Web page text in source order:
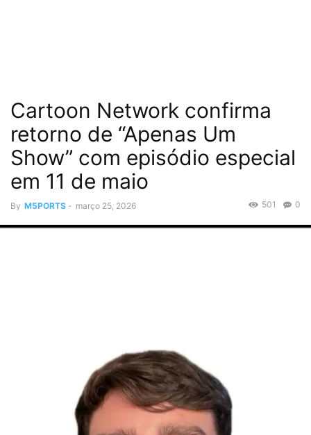
Cartoon Network confirma
retorno de “Apenas Um
Show” com episódio especial
em 11 de maio
By M5PORTS - março 25, 2026 0
501